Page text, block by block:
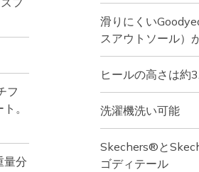
フ
。
量分
滑りにくい
スアウトソール）
ヒールの高さは約
洗濯機洗い可能
Skechers®と
ゴディテール